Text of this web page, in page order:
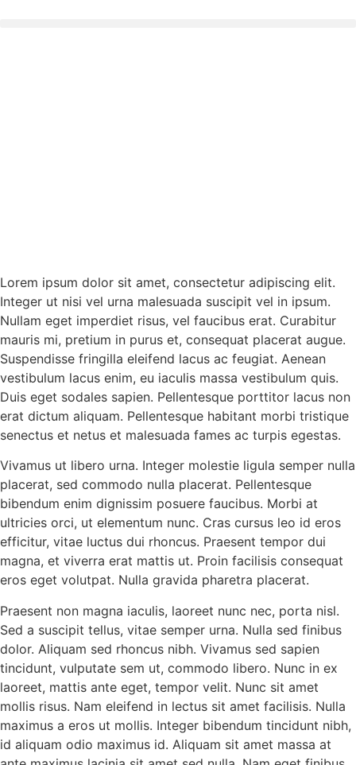
Lorem ipsum dolor sit amet, consectetur adipiscing elit.
Integer ut nisi vel urna malesuada suscipit vel in ipsum.
Nullam eget imperdiet risus, vel faucibus erat. Curabitur
mauris mi, pretium in purus et, consequat placerat augue.
Suspendisse fringilla eleifend lacus ac feugiat. Aenean
vestibulum lacus enim, eu iaculis massa vestibulum quis.
Duis eget sodales sapien. Pellentesque porttitor lacus non
erat dictum aliquam. Pellentesque habitant morbi tristique
senectus et netus et malesuada fames ac turpis egestas.
Vivamus ut libero urna. Integer molestie ligula semper nulla
placerat, sed commodo nulla placerat. Pellentesque
bibendum enim dignissim posuere faucibus. Morbi at
ultricies orci, ut elementum nunc. Cras cursus leo id eros
efficitur, vitae luctus dui rhoncus. Praesent tempor dui
magna, et viverra erat mattis ut. Proin facilisis consequat
eros eget volutpat. Nulla gravida pharetra placerat.
Praesent non magna iaculis, laoreet nunc nec, porta nisl.
Sed a suscipit tellus, vitae semper urna. Nulla sed finibus
dolor. Aliquam sed rhoncus nibh. Vivamus sed sapien
tincidunt, vulputate sem ut, commodo libero. Nunc in ex
laoreet, mattis ante eget, tempor velit. Nunc sit amet
mollis risus. Nam eleifend in lectus sit amet facilisis. Nulla
maximus a eros ut mollis. Integer bibendum tincidunt nibh,
id aliquam odio maximus id. Aliquam sit amet massa at